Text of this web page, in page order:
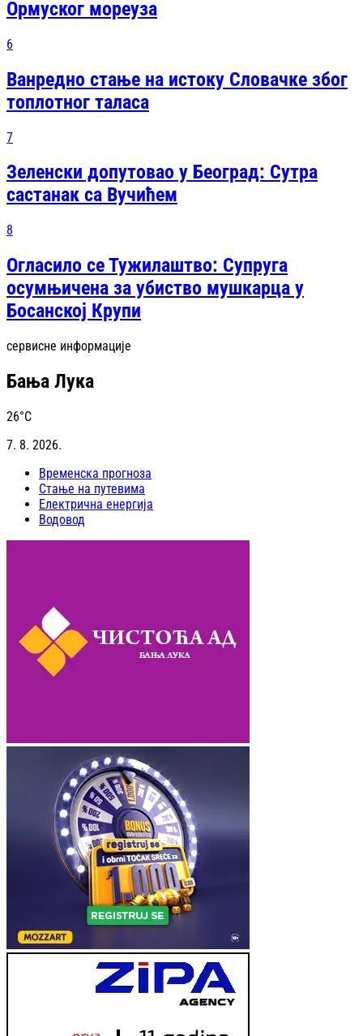
Ормуског мореуза
6
Ванредно стање на истоку Словачке због
топлотног таласа
7
Зеленски допутовао у Београд: Сутра
састанак са Вучићем
8
Огласило се Тужилаштво: Супруга
осумњичена за убиство мушкарца у
Босанској Крупи
сервисне информације
Бања Лука
26°C
7. 8. 2026.
Временска прогноза
Стање на путевима
Електрична енергија
Водовод